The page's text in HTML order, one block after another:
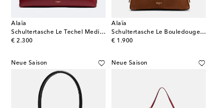
Alaïa
Schultertasche Le Techel Medium
€ 2.300
original price
Alaïa
Schultertasche Le Bouledouge aus Veloursleder
€ 1.900
original price
Neue Saison Neue Saison